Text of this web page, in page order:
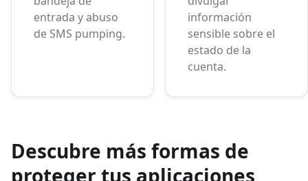
entrada y abuso
de SMS pumping.
información
sensible sobre el
estado de la
cuenta.
Descubre más formas de
proteger tus aplicaciones